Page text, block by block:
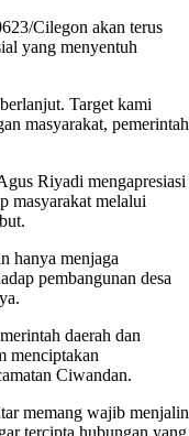
Cilegon akan terus
yang menyentuh
Target kami
masyarakat, pemerintah
Riyadi mengapresiasi
masyarakat melalui
hanya menjaga
pembangunan desa
daerah dan
menciptakan
Ciwandan.
memang wajib menjalin
tercipta hubungan yang